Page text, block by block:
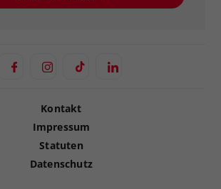
Kontakt
Impressum
Statuten
Datenschutz